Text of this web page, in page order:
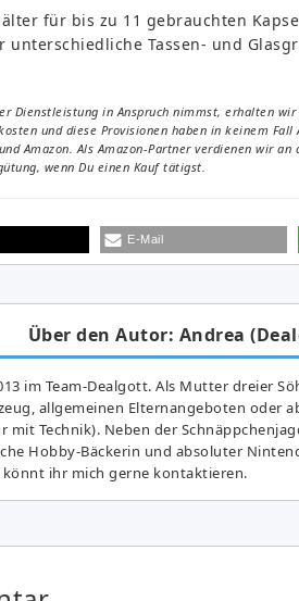
für bis zu 11 gebrauchten
Tassen- und
Dienstleistung in Anspruch nimmst, erhalten
und diese Provisionen haben in keinem Fall
Amazon. Als Amazon-Partner verdienen wir
wenn Du einen Kauf tätigst.
E-Mail
Über den Autor: Andrea
im Team-Dealgott. Als Mutter dreier
allgemeinen Elternangeboten oder
mit Technik). Neben der
Hobby-Bäckerin und absoluter
könnt ihr mich gerne kontaktieren.